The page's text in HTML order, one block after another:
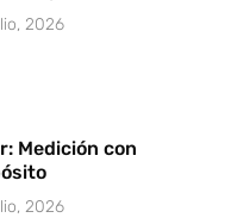
2026
Medición con
2026